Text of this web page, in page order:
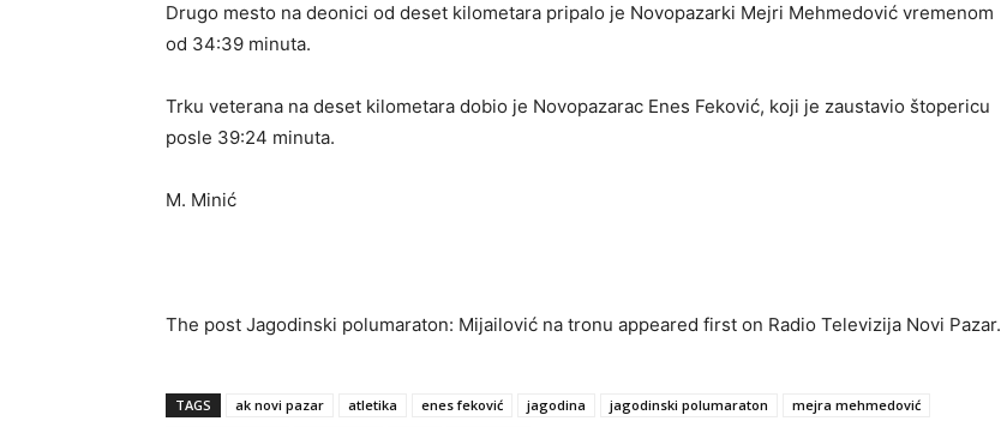
Drugo mesto na deonici od deset kilometara pripalo je Novopazarki Mejri Mehmedović vremenom
od 34:39 minuta.
Trku veterana na deset kilometara dobio je Novopazarac Enes Feković, koji je zaustavio štopericu
posle 39:24 minuta.
M. Minić
The post Jagodinski polumaraton: Mijailović na tronu appeared first on Radio Televizija Novi Pazar.
TAGS ak novi pazar atletika enes feković jagodina jagodinski polumaraton
mejra mehmedović